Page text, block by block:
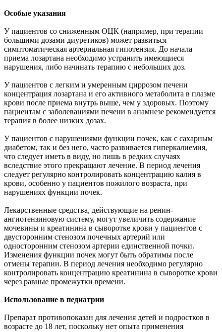
Особые указания
У пациентов со сниженным ОЦК (например, при терапии
большими дозами диуретиков) может развиться
симптоматическая артериальная гипотензия. До начала
приема лозартана необходимо устранить имеющиеся
нарушения, либо начинать терапию с небольших доз.
У пациентов с легким и умеренным циррозом печени
концентрация лозартана и его активного метаболита в плазме
крови после приема внутрь выше, чем у здоровых. Поэтому
пациентам с заболеваниями печени в анамнезе рекомендуется
терапия в более низких дозах.
У пациентов с нарушениями функции почек, как с сахарным
диабетом, так и без него, часто развивается гиперкалиемия,
что следует иметь в виду, но лишь в редких случаях
вследствие этого прекращают лечение. В период лечения
следует регулярно контролировать концентрацию калия в
крови, особенно у пациентов пожилого возраста, при
нарушениях функции почек.
Лекарственные средства, действующие на ренин-
ангиотензиновую систему, могут увеличить содержание
мочевины и креатинина в сыворотке крови у пациентов с
двусторонним стенозом почечных артерий или
односторонним стенозом артерии единственной почки.
Изменения функции почек могут быть обратимы после
отмены терапии. В период лечения необходимо регулярно
контролировать концентрацию креатинина в сыворотке крови
через равные промежутки времени.
Использование в педиатрии
Препарат противопоказан для лечения детей и подростков в
возрасте до 18 лет, поскольку нет опыта применения